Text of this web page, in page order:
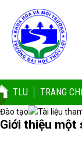
TLU TRANG
Đào tạo Tài liệu
Giới thiệu một